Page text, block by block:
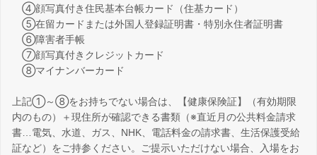
④顔写真付き住民基本台帳カード（住基カード）
⑤在留カードまたは外国人登録証明書・特別永住者証明書
⑥障害者手帳
⑦顔写真付きクレジットカード
⑧マイナンバーカード
上記①～⑧をお持ちでない場合は、【健康保険証】（有効期限
内のもの）＋現住所が確認できる書類（※直近月の公共料金請求
書…電気、水道、ガス、NHK、電話料金の請求書、生活保護受給
証など）をご持参ください。ご提示いただけない場合、入場をお